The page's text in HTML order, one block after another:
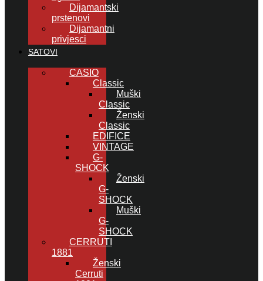
Dijamantski
prstenovi
Dijamantni
privjesci
SATOVI
CASIO
Classic
Muški
Classic
Ženski
Classic
EDIFICE
VINTAGE
G-
SHOCK
Ženski
G-
SHOCK
Muški
G-
SHOCK
CERRUTI
1881
Ženski
Cerruti